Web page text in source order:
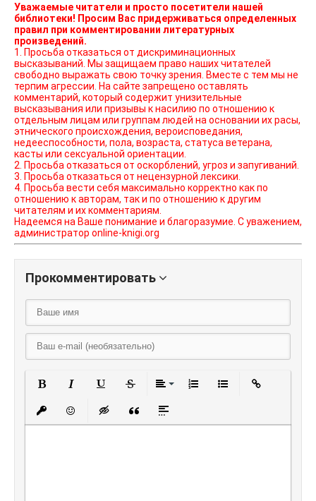
Уважаемые читатели и просто посетители нашей
библиотеки! Просим Вас придерживаться определенных
правил при комментировании литературных
произведений.
1. Просьба отказаться от дискриминационных
высказываний. Мы защищаем право наших читателей
свободно выражать свою точку зрения. Вместе с тем мы не
терпим агрессии. На сайте запрещено оставлять
комментарий, который содержит унизительные
высказывания или призывы к насилию по отношению к
отдельным лицам или группам людей на основании их расы,
этнического происхождения, вероисповедания,
недееспособности, пола, возраста, статуса ветерана,
касты или сексуальной ориентации.
2. Просьба отказаться от оскорблений, угроз и запугиваний.
3. Просьба отказаться от нецензурной лексики.
4. Просьба вести себя максимально корректно как по
отношению к авторам, так и по отношению к другим
читателям и их комментариям.
Надеемся на Ваше понимание и благоразумие. С уважением,
администратор online-knigi.org
Прокомментировать
Вставить защищенную ссылку
Вставить смайлик
Вставка скрытого текста
Вставка цитаты
Вставка спойлера